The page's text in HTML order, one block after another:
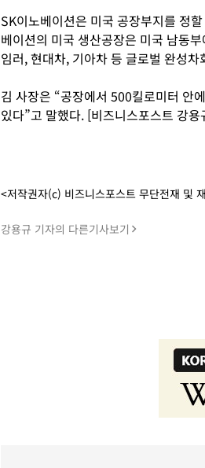
SK이노베이션은 미국 공장부지를 정
베이션의 미국 생산공장은 미국 남동
임러, 현대차, 기아차 등 글로벌 완성
김 사장은 “공장에서 500킬로미터 안
있다”고 말했다. [비즈니스포스트 강용
<저작권자(c) 비즈니스포스트 무단전재 및
강용규 기자의 다른기사보기